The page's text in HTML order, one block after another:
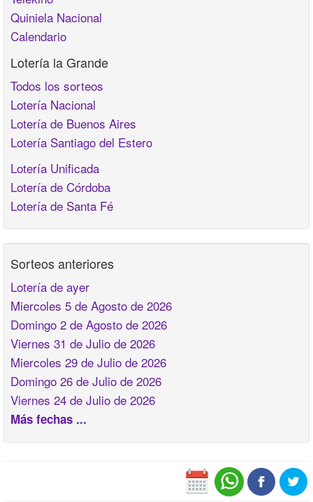
Quiniela Nacional
Calendario
Lotería la Grande
Todos los sorteos
Lotería Nacional
Lotería de Buenos Aires
Lotería Santiago del Estero
Lotería Unificada
Lotería de Córdoba
Lotería de Santa Fé
Sorteos anteriores
Lotería de ayer
Miercoles 5 de Agosto de 2026
Domingo 2 de Agosto de 2026
Viernes 31 de Julio de 2026
Miercoles 29 de Julio de 2026
Domingo 26 de Julio de 2026
Viernes 24 de Julio de 2026
Más fechas ...